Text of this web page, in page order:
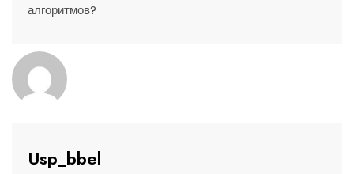
алгоритмов?
Usp_bbel